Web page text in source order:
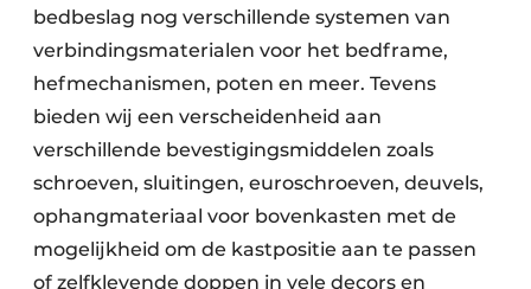
bedbeslag nog verschillende systemen van
verbindingsmaterialen voor het bedframe,
hefmechanismen, poten en meer. Tevens
bieden wij een verscheidenheid aan
verschillende bevestigingsmiddelen zoals
schroeven, sluitingen, euroschroeven, deuvels,
ophangmateriaal voor bovenkasten met de
mogelijkheid om de kastpositie aan te passen
of zelfklevende doppen in vele decors en